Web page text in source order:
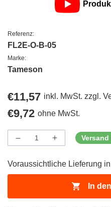
Referenz:
FL2E-O-B-05
Marke:
Tameson
Regulärer
Preis
€11,57 inkl. MwSt. zzgl.
Regulärer
Preis
€9,72 ohne MwSt.
Menge
Menge
verringern
ProductDrop
Menge
erhöhen
ProductDrop
Versand
Voraussichtliche Lieferung
In